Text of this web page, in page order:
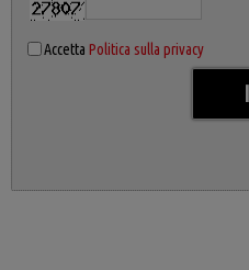
Accetta Politica sulla privacy